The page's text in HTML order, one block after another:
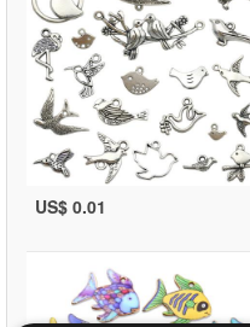
US$ 0.01